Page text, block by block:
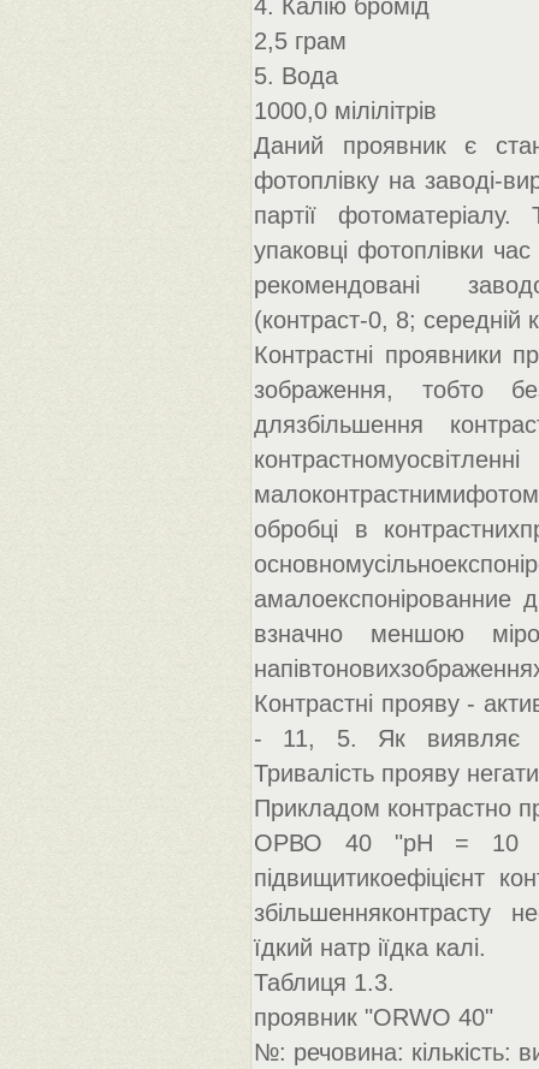
4. Калію бромід
2,5 грам
5. Вода
1000,0 мілілітрів
Даний проявник є
фотоплівку на заводі-
партії
упаковці фотоплівки
рекомендовані
(контраст-0, 8; середній
Контрастні проявники
зображення, тобто
длязбільшення
обробці в
амалоекспонірованние
взначно меншою
Контрастні прояву -
- 11, 5. Як виявляє
Тривалість прояву
Прикладом контрастно
ОРВО 40 "рН = 10
підвищитикоефіцієнт
збільшенняконтрасту
їдкий натр іїдка калі.
Таблиця 1.3.
проявник "ORWO 40"
№: речовина: кількість: